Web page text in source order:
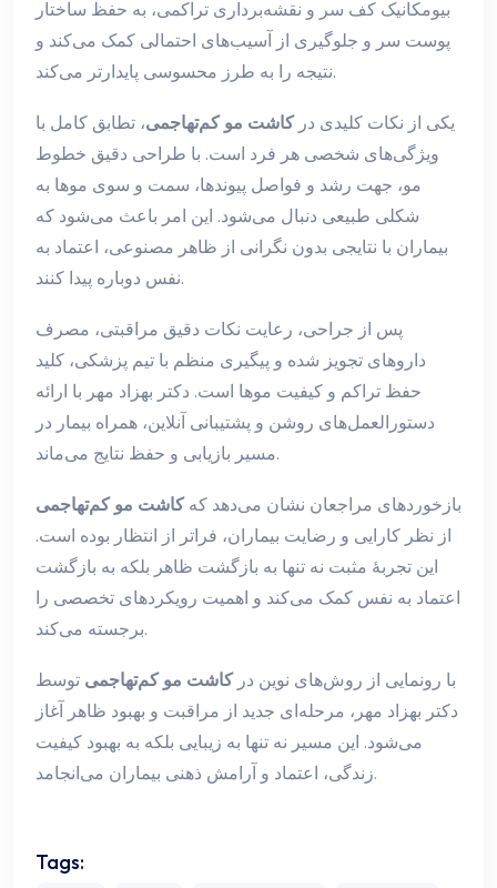
بیومکانیک کف سر و نقشه‌برداری تراکمی، به حفظ ساختار
پوست سر و جلوگیری از آسیب‌های احتمالی کمک می‌کند و
نتیجه را به طرز محسوسی پایدارتر می‌کند.
یکی از نکات کلیدی درکاشت مو کم‌تهاجمی، تطابق کامل با
ویژگی‌های شخصی هر فرد است. با طراحی دقیق خطوط
مو، جهت رشد و فواصل پیوندها، سمت و سوی موها به
شکلی طبیعی دنبال می‌شود. این امر باعث می‌شود که
بیماران با نتایجی بدون نگرانی از ظاهر مصنوعی، اعتماد به
نفس دوباره پیدا کنند.
پس از جراحی، رعایت نکات دقیق مراقبتی، مصرف
داروهای تجویز شده و پیگیری منظم با تیم پزشکی، کلید
حفظ تراکم و کیفیت موها است. دکتر بهزاد مهر با ارائه
دستورالعمل‌های روشن و پشتیبانی آنلاین، همراه بیمار در
مسیر بازیابی و حفظ نتایج می‌ماند.
بازخوردهای مراجعان نشان می‌دهد کهکاشت مو کم‌تهاجمی
از نظر کارایی و رضایت بیماران، فراتر از انتظار بوده است.
این تجربهٔ مثبت نه تنها به بازگشت ظاهر بلکه به بازگشت
اعتماد به نفس کمک می‌کند و اهمیت رویکرد‌های تخصصی را
برجسته می‌کند.
با رونمایی از روش‌های نوین درکاشت مو کم‌تهاجمی توسط
دکتر بهزاد مهر، مرحله‌ای جدید از مراقبت و بهبود ظاهر آغاز
می‌شود. این مسیر نه تنها به زیبایی بلکه به بهبود کیفیت
زندگی، اعتماد و آرامش ذهنی بیماران می‌انجامد.
Tags: